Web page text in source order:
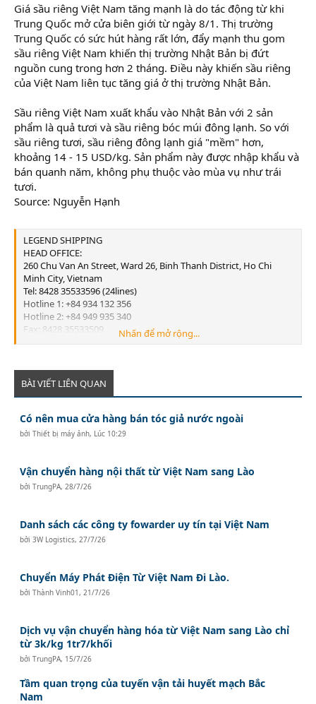
Giá sầu riêng Việt Nam tăng mạnh là do tác động từ khi
Trung Quốc mở cửa biên giới từ ngày 8/1. Thị trường
Trung Quốc có sức hút hàng rất lớn, đẩy mạnh thu gom
sầu riêng Việt Nam khiến thị trường Nhật Bản bị đứt
nguồn cung trong hơn 2 tháng. Điều này khiến sầu riêng
của Việt Nam liên tục tăng giá ở thị trường Nhật Bản.
Sầu riêng Việt Nam xuất khẩu vào Nhật Bản với 2 sản
phẩm là quả tươi và sầu riêng bóc múi đông lạnh. So với
sầu riêng tươi, sầu riêng đông lạnh giá "mềm" hơn,
khoảng 14 - 15 USD/kg. Sản phẩm này được nhập khẩu và
bán quanh năm, không phụ thuộc vào mùa vụ như trái
tươi.
Source: Nguyễn Hạnh
LEGEND SHIPPING
HEAD OFFICE:
260 Chu Van An Street, Ward 26, Binh Thanh District, Ho Chi
Minh City, Vietnam
Tel: 8428 35533596 (24lines)
Hotline 1: +84 934 132 356
Hotline 2: +84 949 935 340
Fax: 8428 35533509
Email:info@legend-shipping.com
No.3 Le Thanh Tong Street, May To Ward, Ngo Quyen District,
Hai Phong City, Vietnam
Tel: 84225 3999679
Email:Lghp@legend-shipping.com
Nhấn để mở rộng...
BÀI VIẾT LIÊN QUAN
Có nên mua cửa hàng bán tóc giả nước ngoài
bởiThiết bị máy ảnh, Lúc 10:29
Vận chuyển hàng nội thất từ Việt Nam sang Lào
bởiTrungPA, 28/7/26
Danh sách các công ty fowarder uy tín tại Việt Nam
bởi3W Logistics, 27/7/26
Chuyển Máy Phát Điện Từ Việt Nam Đi Lào.
bởiThành Vinh01 , 21/7/26
Dịch vụ vận chuyển hàng hóa từ Việt Nam sang Lào chỉ
từ 3k/kg 1tr7/khối
bởiTrungPA, 15/7/26
Tầm quan trọng của tuyến vận tải huyết mạch Bắc
Nam